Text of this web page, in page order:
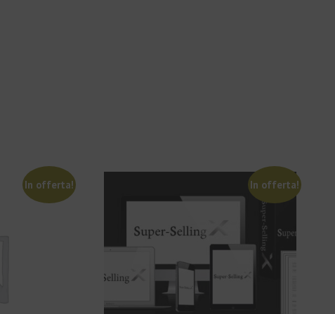
In offerta! In offerta!